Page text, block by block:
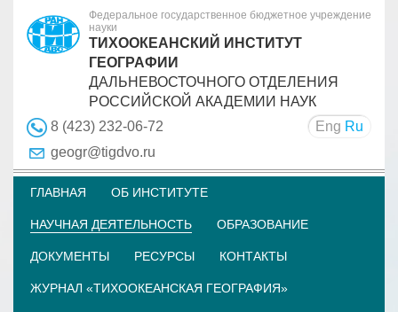
Федеральное государственное бюджетное учреждение
науки
ТИХООКЕАНСКИЙ ИНСТИТУТ
ГЕОГРАФИИ
ДАЛЬНЕВОСТОЧНОГО ОТДЕЛЕНИЯ
РОССИЙСКОЙ АКАДЕМИИ НАУК
8 (423) 232-06-72
Eng Ru
geogr@tigdvo.ru
ГЛАВНАЯ ОБ ИНСТИТУТЕ
НАУЧНАЯ ДЕЯТЕЛЬНОСТЬ ОБРАЗОВАНИЕ
ДОКУМЕНТЫ РЕСУРСЫ КОНТАКТЫ
ЖУРНАЛ «ТИХООКЕАНСКАЯ ГЕОГРАФИЯ»